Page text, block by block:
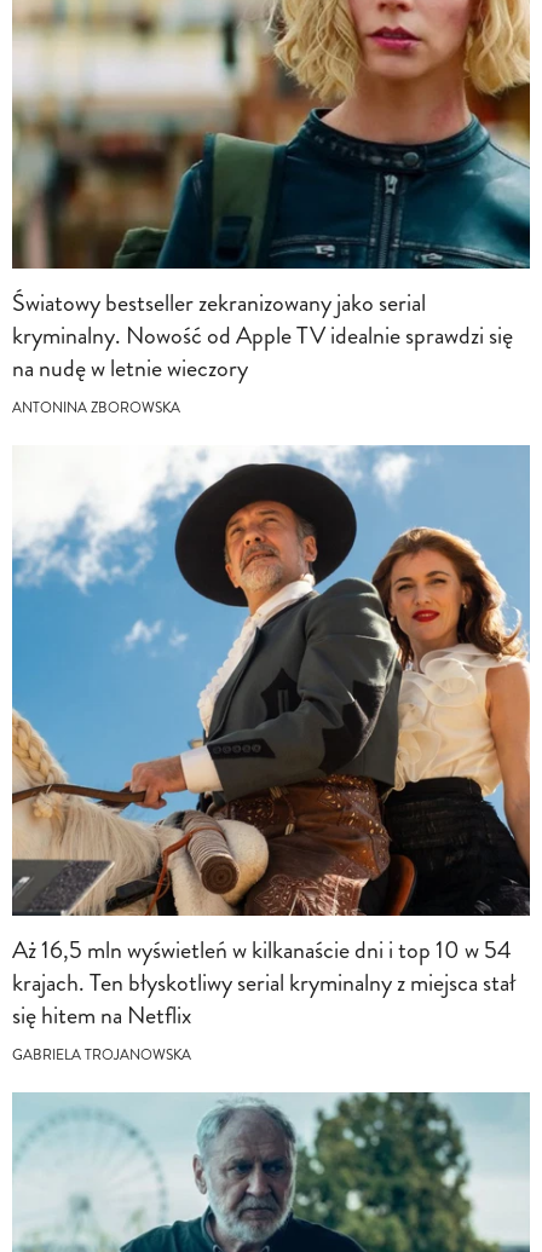
Światowy bestseller zekranizowany jako serial
kryminalny. Nowość od Apple TV idealnie sprawdzi się
na nudę w letnie wieczory
ANTONINA ZBOROWSKA
Aż 16,5 mln wyświetleń w kilkanaście dni i top 10 w 54
krajach. Ten błyskotliwy serial kryminalny z miejsca stał
się hitem na Netflix
GABRIELA TROJANOWSKA